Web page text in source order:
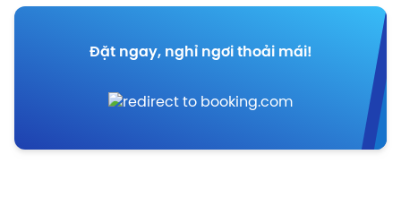
Đặt ngay, nghỉ ngơi thoải mái!